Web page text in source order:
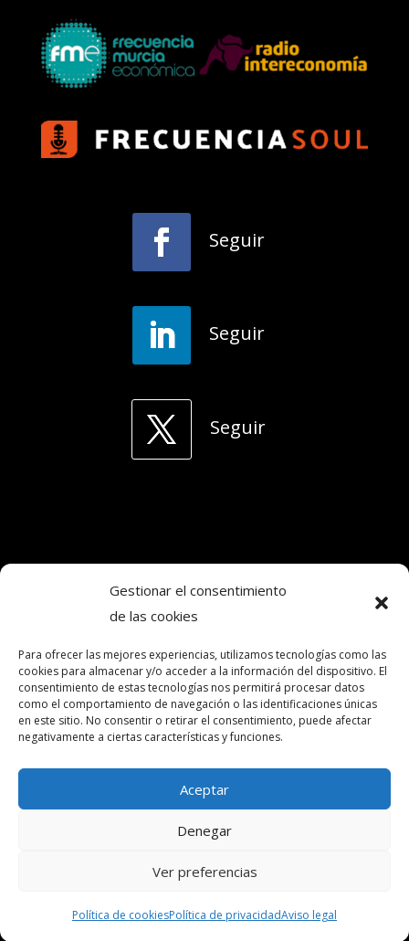
Gestionar el consentimiento
de las cookies
Para ofrecer las mejores experiencias, utilizamos tecnologías como las
cookies para almacenar y/o acceder a la información del dispositivo. El
consentimiento de estas tecnologías nos permitirá procesar datos
como el comportamiento de navegación o las identificaciones únicas
en este sitio. No consentir o retirar el consentimiento, puede afectar
negativamente a ciertas características y funciones.
Aceptar
Denegar
Ver preferencias
Política de cookiesPolítica de privacidadAviso legal
Seguir
Seguir
Seguir
Copyright © 2024. Todos los derechos
reservados.Frecuencia Murcia Económica.
intereconomia@frecuenciamurcia.es
Política de privacidad
Política de cookies (UE)
Contactar